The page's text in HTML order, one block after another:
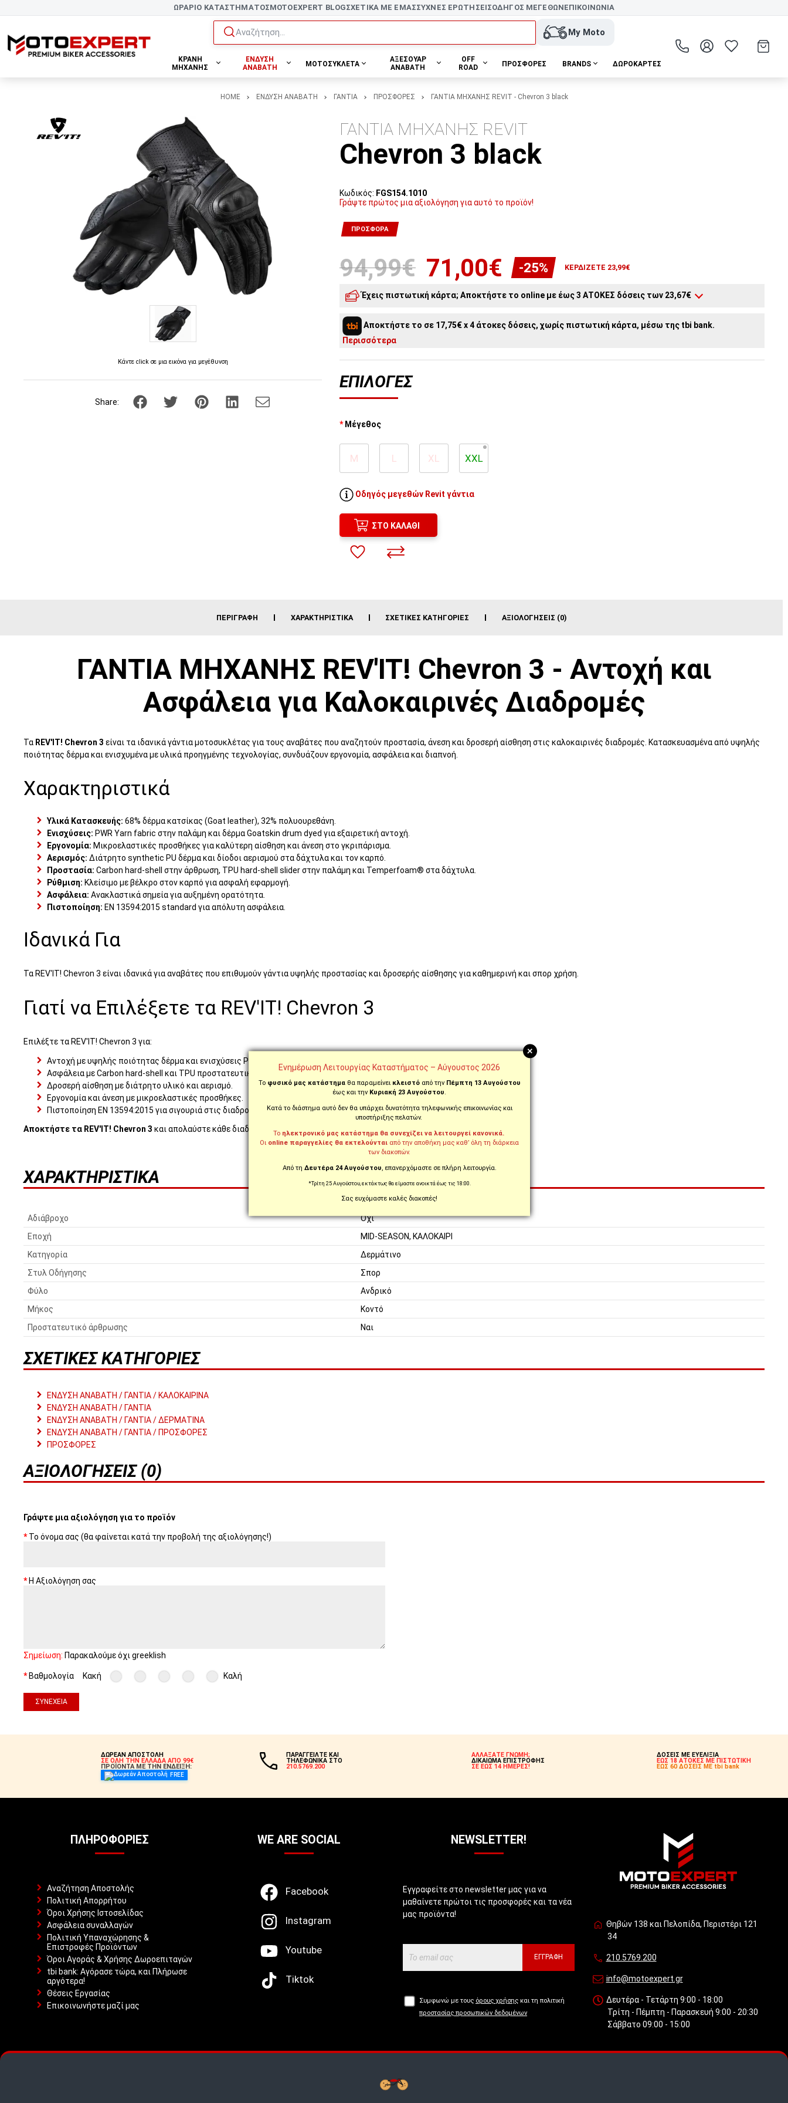
ΩΡΑΡΙΟ ΚΑΤΑΣΤΗΜΑΤΟΣMOTOEXPERT BLOGΣΧΕΤΙΚΑ ΜΕ ΕΜΑΣΣΥΧΝΕΣ ΕΡΩΤΗΣΕΙΣΟΔΗΓΟΣ ΜΕΓΕΘΩΝΕΠΙΚΟΙΝΩΝΙΑ
Αναζήτηση... My Moto
ΚΡΑΝΗ
ΜΗΧΑΝΗΣ
ΕΝΔΥΣΗ
ΑΝΑΒΑΤΗ
ΜΟΤΟΣΥΚΛΕΤΑ
ΑΞΕΣΟΥΑΡ
ΑΝΑΒΑΤΗ
OFF
ROAD
ΠΡΟΣΦΟΡΕΣ BRANDS ΔΩΡΟΚΆΡΤΕΣ
HOME ΕΝΔΥΣΗ ΑΝΑΒΑΤΗ ΓΑΝΤΙΑ ΠΡΟΣΦΟΡΕΣ ΓΑΝΤΙΑ ΜΗΧΑΝΗΣ REVIT - Chevron 3 black
Κάντε click σε μια εικόνα για μεγέθυνση
Share:
ΓΑΝΤΙΑ ΜΗΧΑΝΗΣ REVIT
Chevron 3 black
Κωδικός: FGS154.1010
Γράψτε πρώτος μια αξιολόγηση για αυτό το προϊόν!
ΠΡΟΣΦΟΡΆ
94,99€ 71,00€ -25% ΚΕΡΔΊΖΕΤΕ 23,99€
Έχεις πιστωτική κάρτα; Αποκτήστε το online με έως 3 ΑΤΟΚΕΣ δόσεις των 23,67€
Αποκτήστε το σε 17,75€ x 4 άτοκες δόσεις, χωρίς πιστωτική κάρτα, μέσω της tbi bank.
Περισσότερα
ΕΠΙΛΟΓΈΣ
Μέγεθος
M L XL XXL
Οδηγός μεγεθών Revit γάντια
ΣΤΟ ΚΑΛΆΘΙ
ΠΕΡΙΓΡΑΦΉ ΧΑΡΑΚΤΗΡΙΣΤΙΚΆ ΣΧΕΤΙΚΈΣ ΚΑΤΗΓΟΡΊΕΣ ΑΞΙΟΛΟΓΉΣΕΙΣ (0)
ΓΑΝΤΙΑ ΜΗΧΑΝΗΣ REV'IT! Chevron 3 - Αντοχή και
Ασφάλεια για Καλοκαιρινές Διαδρομές
Τα REV'IT! Chevron 3 είναι τα ιδανικά γάντια μοτοσυκλέτας για τους αναβάτες που αναζητούν προστασία, άνεση και δροσερή αίσθηση στις καλοκαιρινές διαδρομές. Κατασκευασμένα από υψηλής
ποιότητας δέρμα και ενισχυμένα με υλικά προηγμένης τεχνολογίας, συνδυάζουν εργονομία, ασφάλεια και διαπνοή.
Χαρακτηριστικά
Υλικά Κατασκευής: 68% δέρμα κατσίκας (Goat leather), 32% πολυουρεθάνη.
Ενισχύσεις: PWR Yarn fabric στην παλάμη και δέρμα Goatskin drum dyed για εξαιρετική αντοχή.
Εργονομία: Μικροελαστικές προσθήκες για καλύτερη αίσθηση και άνεση στο γκριπάρισμα.
Αερισμός: Διάτρητο synthetic PU δέρμα και δίοδοι αερισμού στα δάχτυλα και τον καρπό.
Προστασία: Carbon hard-shell στην άρθρωση, TPU hard-shell slider στην παλάμη και Temperfoam® στα δάχτυλα.
Ρύθμιση: Κλείσιμο με βέλκρο στον καρπό για ασφαλή εφαρμογή.
Ασφάλεια: Ανακλαστικά σημεία για αυξημένη ορατότητα.
Πιστοποίηση: EN 13594:2015 standard για απόλυτη ασφάλεια.
Ιδανικά Για
Τα REV'IT! Chevron 3 είναι ιδανικά για αναβάτες που επιθυμούν γάντια υψηλής προστασίας και δροσερής αίσθησης για καθημερινή και σπορ χρήση.
Γιατί να Επιλέξετε τα REV'IT! Chevron 3
Επιλέξτε τα REV'IT! Chevron 3 για:
Αντοχή με υψηλής ποιότητας δέρμα και ενισχύσεις PWR Yarn.
Ασφάλεια με Carbon hard-shell και TPU προστατευτικά.
Δροσερή αίσθηση με διάτρητο υλικό και αερισμό.
Εργονομία και άνεση με μικροελαστικές προσθήκες.
Πιστοποίηση EN 13594:2015 για σιγουριά στις διαδρομές σας.
Αποκτήστε τα REV'IT! Chevron 3 και απολαύστε κάθε διαδρομή με στυλ, ασφάλεια και άνεση!
ΧΑΡΑΚΤΗΡΙΣΤΙΚΆ
Αδιάβροχο
Όχι
Εποχή
MID-SEASON, ΚΑΛΟΚΑΙΡΙ
Κατηγορία
Δερμάτινο
Στυλ Οδήγησης
Σπορ
Φύλο
Ανδρικό
Μήκος
Κοντό
Προστατευτικό άρθρωσης
Ναι
ΣΧΕΤΙΚΈΣ ΚΑΤΗΓΟΡΊΕΣ
ΕΝΔΥΣΗ ΑΝΑΒΑΤΗ / ΓΑΝΤΙΑ / ΚΑΛΟΚΑΙΡΙΝΑ
ΕΝΔΥΣΗ ΑΝΑΒΑΤΗ / ΓΑΝΤΙΑ
ΕΝΔΥΣΗ ΑΝΑΒΑΤΗ / ΓΑΝΤΙΑ / ΔΕΡΜΑΤΙΝΑ
ΕΝΔΥΣΗ ΑΝΑΒΑΤΗ / ΓΑΝΤΙΑ / ΠΡΟΣΦΟΡΕΣ
ΠΡΟΣΦΟΡΕΣ
ΑΞΙΟΛΟΓΉΣΕΙΣ (0)
Γράψτε μια αξιολόγηση για το προϊόν
Το όνομα σας (θα φαίνεται κατά την προβολή της αξιολόγησης!)
Η Αξιολόγηση σας
Σημείωση: Παρακαλούμε όχι greeklish
Βαθμολογία Κακή Καλή
ΣΥΝΈΧΕΙΑ
ΔΩΡΕΑΝ ΑΠΟΣΤΟΛΗ
ΣΕ ΟΛΗ ΤΗΝ ΕΛΛΑΔΑ ΑΠΟ 99€
ΠΡΟΪΟΝΤΑ ΜΕ ΤΗΝ ΕΝΔΕΙΞΗ:
FREE
ΠΑΡΑΓΓΕΙΛΤΕ ΚΑΙ
ΤΗΛΕΦΩΝΙΚΑ ΣΤΟ
210.5769.200
ΑΛΛΑΞΑΤΕ ΓΝΩΜΗ;
ΔΙΚΑΙΩΜΑ ΕΠΙΣΤΡΟΦΗΣ
ΣΕ ΕΩΣ 14 ΗΜΕΡΕΣ!
ΔΟΣΕΙΣ ΜΕ ΕΥΕΛΙΞΙΑ
ΕΩΣ 18 ΑΤΟΚΕΣ ΜΕ ΠΙΣΤΩΤΙΚΗ
ΕΩΣ 60 ΔΟΣΕΙΣ ΜΕ tbi bank
ΠΛΗΡΟΦΟΡΊΕΣ
Αναζήτηση Αποστολής
Πολιτική Απορρήτου
Όροι Χρήσης Ιστοσελίδας
Ασφάλεια συναλλαγών
Πολιτική Υπαναχώρησης &
Επιστροφές Προϊόντων
Όροι Αγοράς & Χρήσης Δωροεπιταγών
tbi bank: Αγόρασε τώρα, και Πλήρωσε
αργότερα!
Θέσεις Εργασίας
Επικοινωνήστε μαζί μας
WE ARE SOCIAL
Facebook
Instagram
Youtube
Tiktok
NEWSLETTER!
Εγγραφείτε στο newsletter μας για να
μαθαίνετε πρώτοι τις προσφορές και τα νέα
μας προϊόντα!
ΕΓΓΡΑΦΉ
Συμφωνώ με τους όρους χρήσης και τη πολιτική
προστασίας προσωπικών δεδομένων
Θηβών 138 και Πελοπίδα, Περιστέρι 121
34
210.5769.200
info@motoexpert.gr
Δευτέρα - Τετάρτη 9:00 - 18:00
Τρίτη - Πέμπτη - Παρασκευή 9:00 - 20:30
Σάββατο 09:00 - 15:00
Buy now, Pay later με
+
Ενημέρωση Λειτουργίας Καταστήματος – Αύγουστος 2026
Το φυσικό μας κατάστημαθα παραμείνει κλειστό από τηνΠέμπτη 13 Αυγούστου
έως και την Κυριακή 23 Αυγούστου.
Κατά το διάστημα αυτό δεν θα υπάρχει δυνατότητα τηλεφωνικής επικοινωνίας και
υποστήριξης πελατών.
Το ηλεκτρονικό μας κατάστημα θα συνεχίζει να λειτουργεί κανονικά.
Οι online παραγγελίες θα εκτελούνται από την αποθήκη μας καθ’ όλη τη διάρκεια
των διακοπών.
Από τη Δευτέρα 24 Αυγούστου, επανερχόμαστε σε πλήρη λειτουργία.
*Τρίτη 25 Αυγούστου, εκτάκτως θα είμαστε ανοικτά έως τις 18:00.
Σας ευχόμαστε καλές διακοπές!